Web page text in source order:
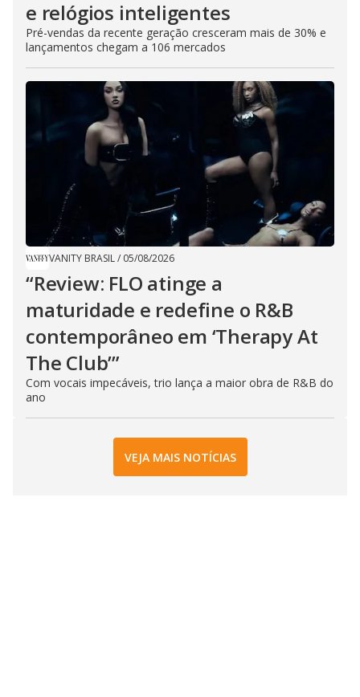
e relógios inteligentes
Pré-vendas da recente geração cresceram mais de 30% e
lançamentos chegam a 106 mercados
VANITY BRASIL/ 05/08/2026
“Review: FLO atinge a
maturidade e redefine o R&B
contemporâneo em ‘Therapy At
The Club’”
Com vocais impecáveis, trio lança a maior obra de R&B do
ano
VEJA MAIS NOTÍCIAS